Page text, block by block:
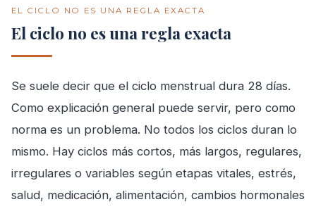
EL CICLO NO ES UNA REGLA EXACTA
El ciclo no es una regla exacta
Se suele decir que el ciclo menstrual dura 28 días.
Como explicación general puede servir, pero como
norma es un problema. No todos los ciclos duran lo
mismo. Hay ciclos más cortos, más largos, regulares,
irregulares o variables según etapas vitales, estrés,
salud, medicación, alimentación, cambios hormonales